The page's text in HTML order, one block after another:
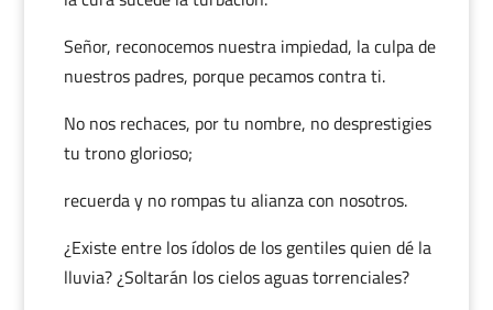
Señor, reconocemos nuestra impiedad, la culpa de
nuestros padres, porque pecamos contra ti.
No nos rechaces, por tu nombre, no desprestigies
tu trono glorioso;
recuerda y no rompas tu alianza con nosotros.
¿Existe entre los ídolos de los gentiles quien dé la
lluvia? ¿Soltarán los cielos aguas torrenciales?